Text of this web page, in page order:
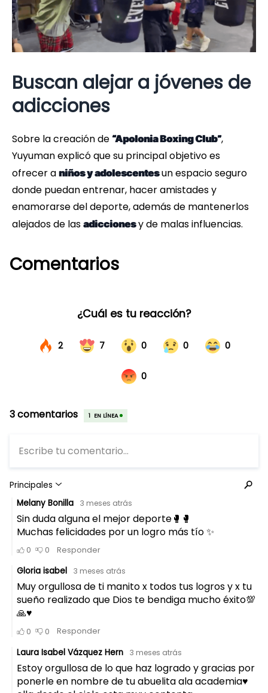
Buscan alejar a jóvenes de
adicciones
Sobre la creación de “Apolonia Boxing Club”,
Yuyuman explicó que su principal objetivo es
ofrecer a niños y adolescentesun espacio seguro
donde puedan entrenar, hacer amistades y
enamorarse del deporte, además de mantenerlos
alejados de las adiccionesy de malas influencias.
Comentarios